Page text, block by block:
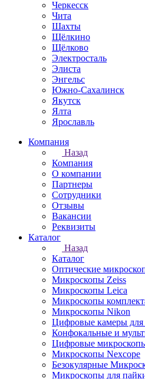
Черкесск
Чита
Шахты
Щёлкино
Щёлково
Электросталь
Элиста
Энгельс
Южно-Сахалинск
Якутск
Ялта
Ярославль
Компания
Назад
Компания
О компании
Партнеры
Сотрудники
Отзывы
Вакансии
Реквизиты
Каталог
Назад
Каталог
Оптические
Микроскопы Zeiss
Микроскопы Leica
Микроскопы
Микроскопы Nikon
Цифровые камеры для
Конфокальные и
Цифровые
Микроскопы Nexcope
Безокулярные
Микроскопы для